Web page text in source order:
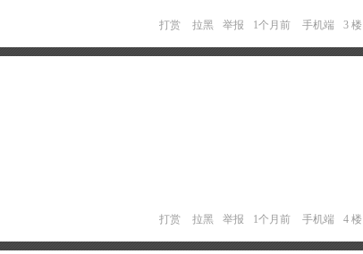
打赏 拉黑 举报 1个月前 手机端 3 楼
打赏 拉黑 举报 1个月前 手机端 4 楼